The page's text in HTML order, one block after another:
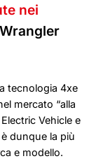
nei
Wrangler
tecnologia 4xe
mercato “alla
Vehicle e
dunque la più
e modello.